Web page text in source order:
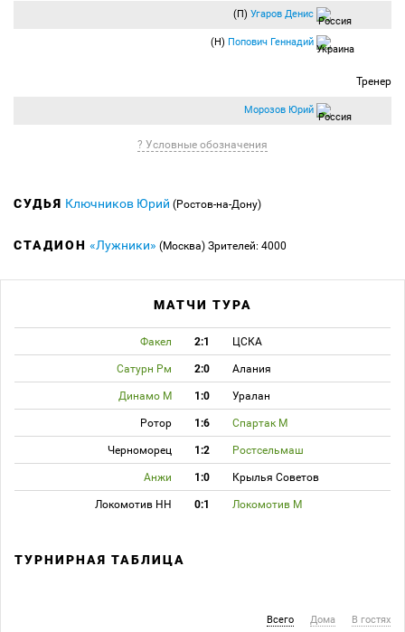
(П) Угаров Денис
(Н) Попович Геннадий
Тренер
Морозов Юрий
? Условные обозначения
СУДЬЯ Ключников Юрий (Ростов-на-Дону)
СТАДИОН «Лужники» (Москва) Зрителей: 4000
МАТЧИ ТУРА
Факел 2:1 ЦСКА
Сатурн Рм 2:0 Алания
Динамо М 1:0 Уралан
Ротор 1:6 Спартак М
Черноморец 1:2 Ростсельмаш
Анжи 1:0 Крылья Советов
Локомотив НН 0:1 Локомотив М
ТУРНИРНАЯ ТАБЛИЦА
Всего Дома В гостях